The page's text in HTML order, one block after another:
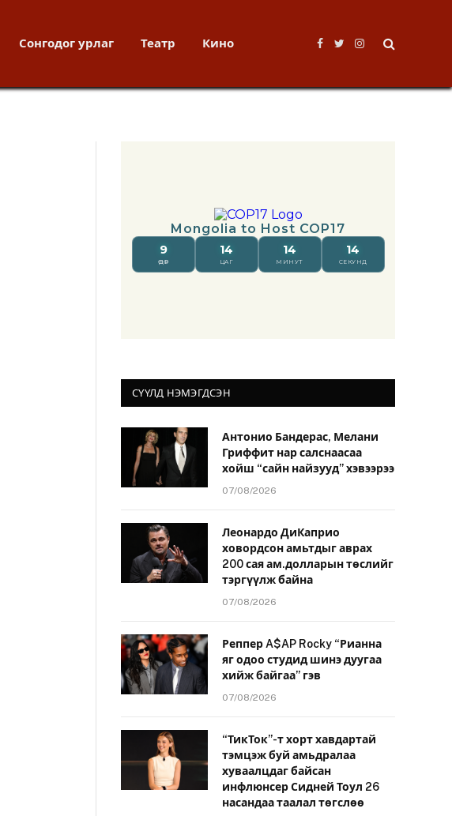
Сонгодог урлаг Театр Кино
Facebook
TwitterInstagram
СҮҮЛД НЭМЭГДСЭН
Антонио Бандерас, Мелани
Гриффит нар салснаасаа
хойш “сайн найзууд” хэвээрээ
07/08/2026
Леонардо ДиКаприо
ховордсон амьтдыг аврах
200 сая ам.долларын төслийг
тэргүүлж байна
07/08/2026
Реппер A$AP Rocky “Рианна
яг одоо студид шинэ дуугаа
хийж байгаа” гэв
07/08/2026
“ТикТок”-т хорт хавдартай
тэмцэж буй амьдралаа
хуваалцдаг байсан
инфлюнсер Сидней Тоул 26
насандаа таалал төгслөө